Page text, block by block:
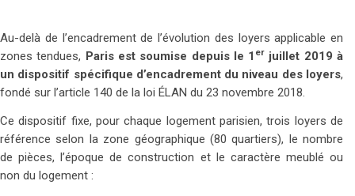
Au-delà de l’encadrement de l’évolution des loyers applicable en
zones tendues, Paris est soumise depuis le 1 er juillet 2019 à
un dispositif spécifique d’encadrement du niveau des loyers,
fondé sur l’article 140 de la loi ÉLAN du 23 novembre 2018.
Ce dispositif fixe, pour chaque logement parisien, trois loyers de
référence selon la zone géographique (80 quartiers), le nombre
de pièces, l’époque de construction et le caractère meublé ou
non du logement :